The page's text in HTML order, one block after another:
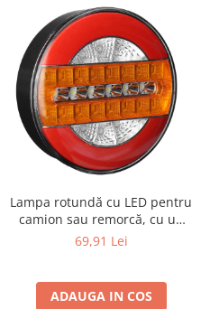
Lampa rotundă cu LED pentru
camion sau remorcă, cu un
diametru de 139 mm, 12-24V
69,91 Lei
ADAUGA IN COS